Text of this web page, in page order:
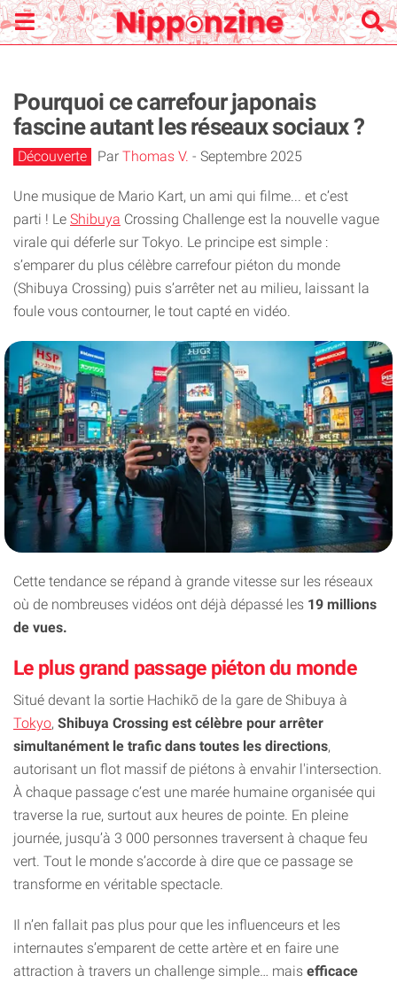
Pourquoi ce carrefour japonais
fascine autant les réseaux sociaux ?
Découverte Par Thomas V. - Septembre 2025
Une musique de Mario Kart, un ami qui filme... et c’est
parti ! Le Shibuya Crossing Challenge est la nouvelle vague
virale qui déferle sur Tokyo. Le principe est simple :
s’emparer du plus célèbre carrefour piéton du monde
(Shibuya Crossing) puis s’arrêter net au milieu, laissant la
foule vous contourner, le tout capté en vidéo.
Cette tendance se répand à grande vitesse sur les réseaux
où de nombreuses vidéos ont déjà dépassé les 19 millions
de vues.
Le plus grand passage piéton du monde
Situé devant la sortie Hachikō de la gare de Shibuya à
Tokyo, Shibuya Crossing est célèbre pour arrêter
simultanément le trafic dans toutes les directions,
autorisant un flot massif de piétons à envahir l'intersection.
À chaque passage c’est une marée humaine organisée qui
traverse la rue, surtout aux heures de pointe. En pleine
journée, jusqu’à 3 000 personnes traversent à chaque feu
vert. Tout le monde s’accorde à dire que ce passage se
transforme en véritable spectacle.
Il n’en fallait pas plus pour que les influenceurs et les
internautes s’emparent de cette artère et en faire une
attraction à travers un challenge simple… mais efficace